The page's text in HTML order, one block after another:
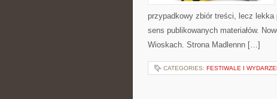
przypadkowy zbiór treści, lecz
sens publikowanych materiałów.
Wioskach. Strona Madlennn […]
CATEGORIES: FESTIWALE I